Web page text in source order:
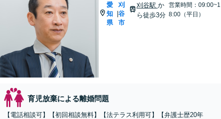
愛
知
県
刈
谷
市
刈谷駅 か
ら徒歩3分
営業時間：09:00~1
8:00（平日）
育児放棄による離婚問題
【電話相談可】【初回相談無料】【法テラス利用可】【弁護士歴20年